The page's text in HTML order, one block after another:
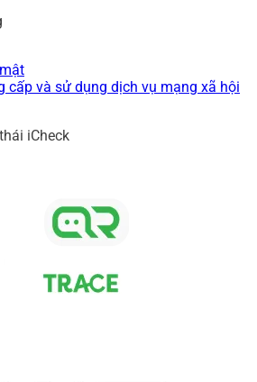
cấp và sử dụng dịch vụ mạng xã hội
iCheck